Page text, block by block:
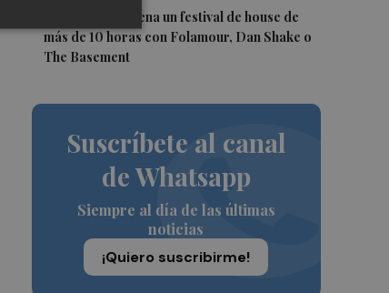
Roig Arena estrena un festival de house de
más de 10 horas con Folamour, Dan Shake o
The Basement
Suscríbete al canal
de Whatsapp
Siempre al día de las últimas
noticias
¡Quiero suscribirme!